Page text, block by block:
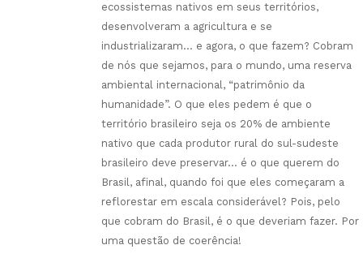
ecossistemas nativos em seus territórios,
desenvolveram a agricultura e se
industrializaram… e agora, o que fazem? Cobram
de nós que sejamos, para o mundo, uma reserva
ambiental internacional, “patrimônio da
humanidade”. O que eles pedem é que o
território brasileiro seja os 20% de ambiente
nativo que cada produtor rural do sul-sudeste
brasileiro deve preservar… é o que querem do
Brasil, afinal, quando foi que eles começaram a
reflorestar em escala considerável? Pois, pelo
que cobram do Brasil, é o que deveriam fazer. Por
uma questão de coerência!